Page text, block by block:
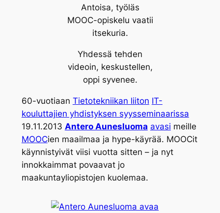
Antoisa, työläs
MOOC-opiskelu vaatii
itsekuria.
Yhdessä tehden
videoin, keskustellen,
oppi syvenee.
60-vuotiaan Tietotekniikan liiton IT-
kouluttajien yhdistyksen syysseminaarissa
19.11.2013 Antero Aunesluoma avasi meille
MOOCien maailmaa ja hype-käyrää. MOOCit
käynnistyivät viisi vuotta sitten – ja nyt
innokkaimmat povaavat jo
maakuntayliopistojen kuolemaa.